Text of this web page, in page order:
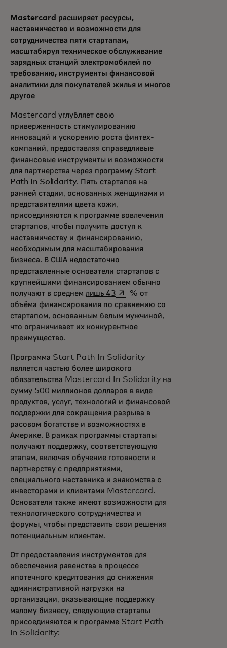
Mastercard расширяет ресурсы,
наставничество и возможности для
сотрудничества пяти стартапам,
масштабируя техническое обслуживание
зарядных станций электромобилей по
требованию, инструменты финансовой
аналитики для покупателей жилья и многое
другое
Mastercard углубляет свою
приверженность стимулированию
инноваций и ускорению роста финтех-
компаний, предоставляя справедливые
финансовые инструменты и возможности
для партнерства через программу Start
Path In Solidarity. Пять стартапов на
ранней стадии, основанных женщинами и
представителями цвета кожи,
присоединяются к программе вовлечения
стартапов, чтобы получить доступ к
наставничеству и финансированию,
необходимым для масштабирования
бизнеса. В США недостаточно
представленные основатели стартапов с
крупнейшими финансированием обычно
получают в среднем лишь 43opens in a new tab
% от
объёма финансирования по сравнению со
стартапом, основанным белым мужчиной,
что ограничивает их конкурентное
преимущество.
Программа Start Path In Solidarity
является частью более широкого
обязательства Mastercard In Solidarity на
сумму 500 миллионов долларов в виде
продуктов, услуг, технологий и финансовой
поддержки для сокращения разрыва в
расовом богатстве и возможностях в
Америке. В рамках программы стартапы
получают поддержку, соответствующую
этапам, включая обучение готовности к
партнерству с предприятиями,
специального наставника и знакомства с
инвесторами и клиентами Mastercard.
Основатели также имеют возможности для
технологического сотрудничества и
форумы, чтобы представить свои решения
потенциальным клиентам.
От предоставления инструментов для
обеспечения равенства в процессе
ипотечного кредитования до снижения
административной нагрузки на
организации, оказывающие поддержку
малому бизнесу, следующие стартапы
присоединяются к программе Start Path
In Solidarity: